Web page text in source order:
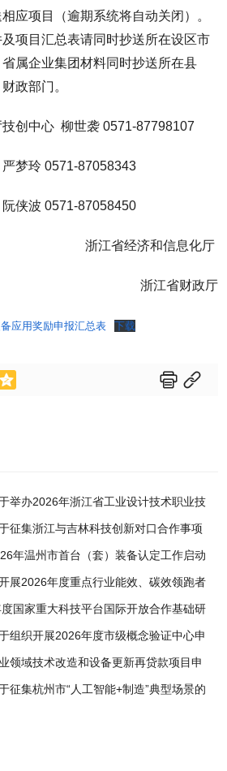
应项目（逾期系统将自动关闭）。
项目汇总表请同时抄送所在设区市
属企业集团材料同时抄送所在县
政部门。
创中心 柳世袭 0571-87798107
梦玲 0571-87058343
侠波 0571-87058450
浙江省经济和信息化厅
浙江省财政厅
应用奖励申报汇总表 下载
  
举办2026年浙江省工业设计技术职业技
征集浙江与吉林科技创新对口合作事项
年温州市首台（套）装备认定工作启动
展2026年度重点行业能效、碳效领跑者
度国家重大科技平台国际开放合作基础研
组织开展2026年度市级概念验证中心申
领域技术改造和设备更新再贷款项目申
征集杭州市“人工智能+制造”典型场景的